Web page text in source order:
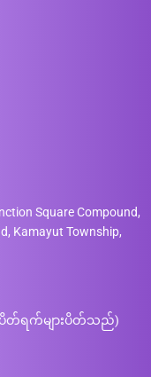
Square Compound,
Kamayut Township,
ပိတ်ရက်များပိတ်သည်)